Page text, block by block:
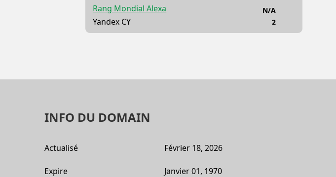
Rang Mondial Alexa
Yandex CY
N/A
2
INFO DU DOMAIN
Actualisé Février 18, 2026
Expire Janvier 01, 1970